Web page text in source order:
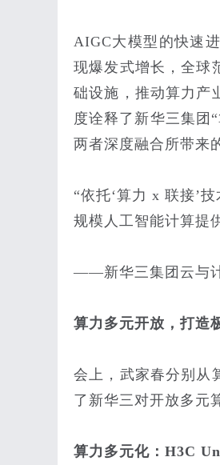
AIGC大模型的快速
现爆发式增长，全球
础设施，推动算力产
度诠释了新华三集团
两者深度融合所带来
“依托‘算力 x 联接’
规模人工智能计算提
——新华三集团云与
算力多元开放，打造
会上，武家春分别从
了新华三对开放多元
算力多元化：H3C